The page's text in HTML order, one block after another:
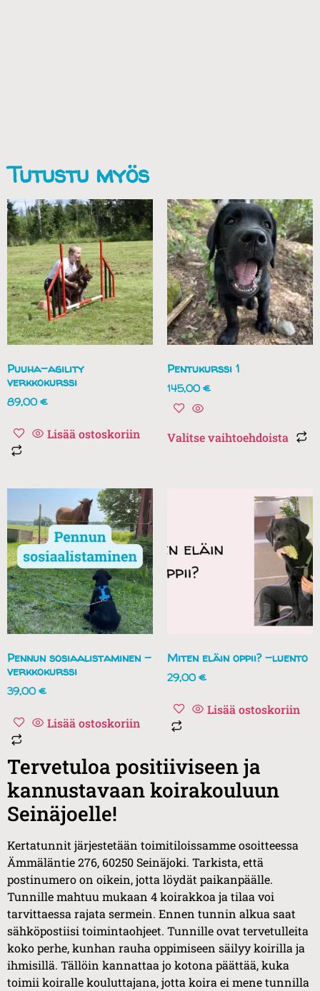
Tutustu myös
Puuha-agility
verkkokurssi
89,00€
Lisää ostoskoriin
Pentukurssi 1
145,00€
Valitse vaihtoehdoista
Pennun sosiaalistaminen -
verkkokurssi
39,00€
Lisää ostoskoriin
Miten eläin oppii? -luento
29,00€
Lisää ostoskoriin
Tervetuloa positiiviseen ja
kannustavaan koirakouluun
Seinäjoelle!
Kertatunnit järjestetään toimitiloissamme osoitteessa
Ämmäläntie 276, 60250 Seinäjoki. Tarkista, että
postinumero on oikein, jotta löydät paikanpäälle.
Tunnille mahtuu mukaan 4 koirakkoa ja tilaa voi
tarvittaessa rajata sermein. Ennen tunnin alkua saat
sähköpostiisi toimintaohjeet. Tunnille ovat tervetulleita
koko perhe, kunhan rauha oppimiseen säilyy koirilla ja
ihmisillä. Tällöin kannattaa jo kotona päättää, kuka
toimii koiralle kouluttajana, jotta koira ei mene tunnilla